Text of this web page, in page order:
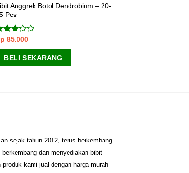
Anggrek Botol Dendrobium – 20-
Pcs
5
85.000
BELI SEKARANG
sejak tahun 2012, terus berkembang
dan menyediakan bibit
kami jual dengan harga murah